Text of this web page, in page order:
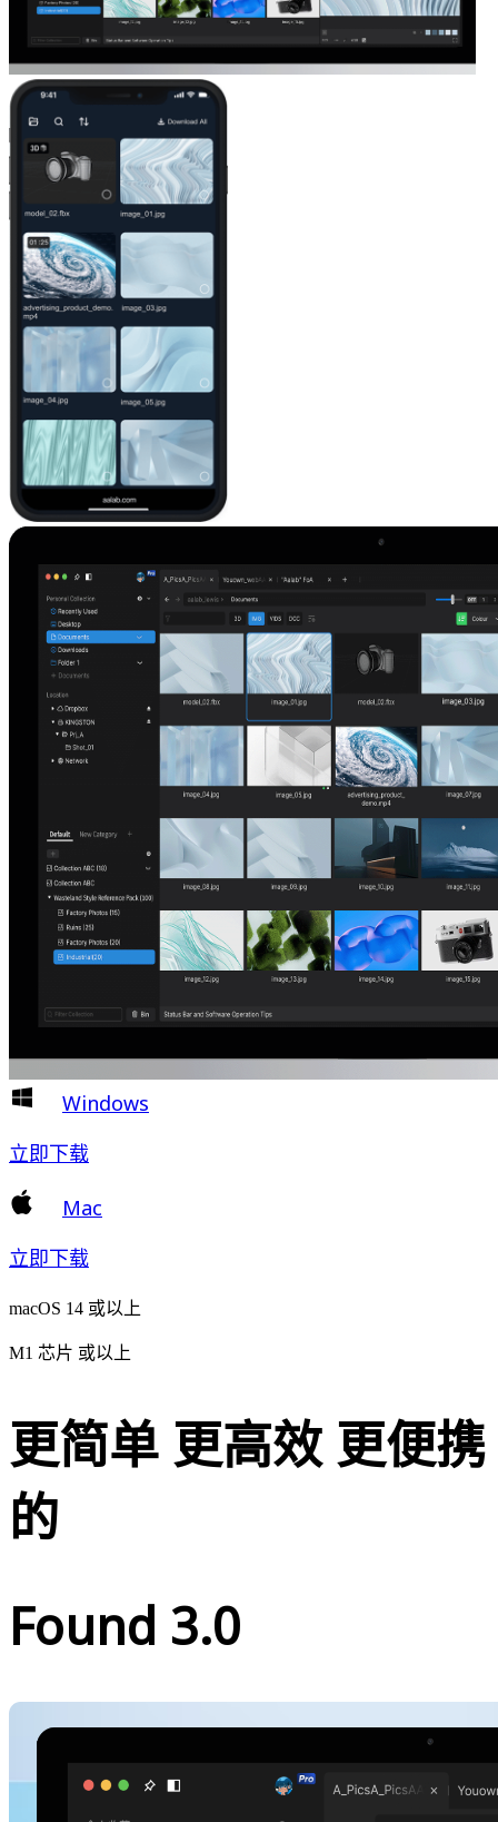
Windows
立即下载
Mac
立即下载
macOS 14 或以上
M1 芯片 或以上
更简单 更高效 更便携
的
Found 3.0